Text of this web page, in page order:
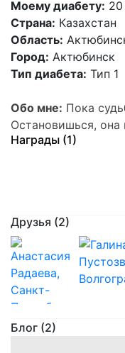
Моему диабету:
Страна: Казахстан
Область:
Город: Актюбинск
Тип диабета: Тип 1
Обо мне: Пока
Остановишься, она
Награды (1)
Друзья (2)
Блог (2)